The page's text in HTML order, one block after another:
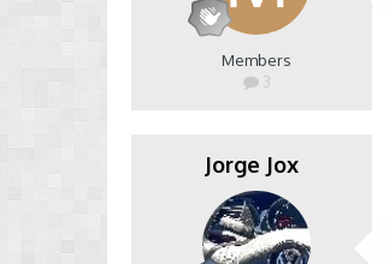
Members
3
Jorge Jox